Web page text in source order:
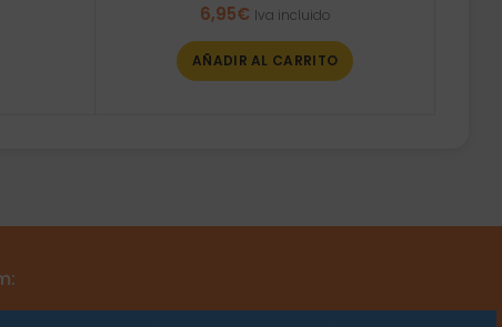
6,95€ Iva incluido
AÑADIR AL CARRITO